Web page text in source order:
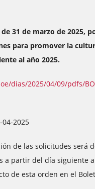
31 de marzo de 2025,
para promover la
al año 2025.
dias/2025/04/09/pdfs/
04-2025
de las solicitudes será
a partir del día siguiente
de esta orden en el